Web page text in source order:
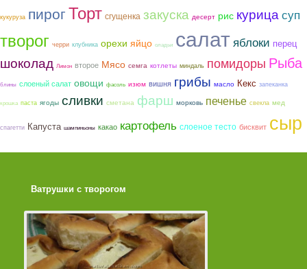
кукуруза пирогТорт сгущенка закуска десерт рис курицасуп
творог черри клубника орехи яйцо оладьи салатяблоки перец
шоколад Лимон второе Мясо семга котлеты миндаль помидоры Рыба
блины слоеный салат овощи фасоль изюм вишня грибы масло Кекс запеканка
крошка паста ягоды сливки сметана фарш морковь печенье свекла мед
спагетти Капуста шампиньоны какао картофель слоеное тесто бисквит сыр
Ватрушки с творогом